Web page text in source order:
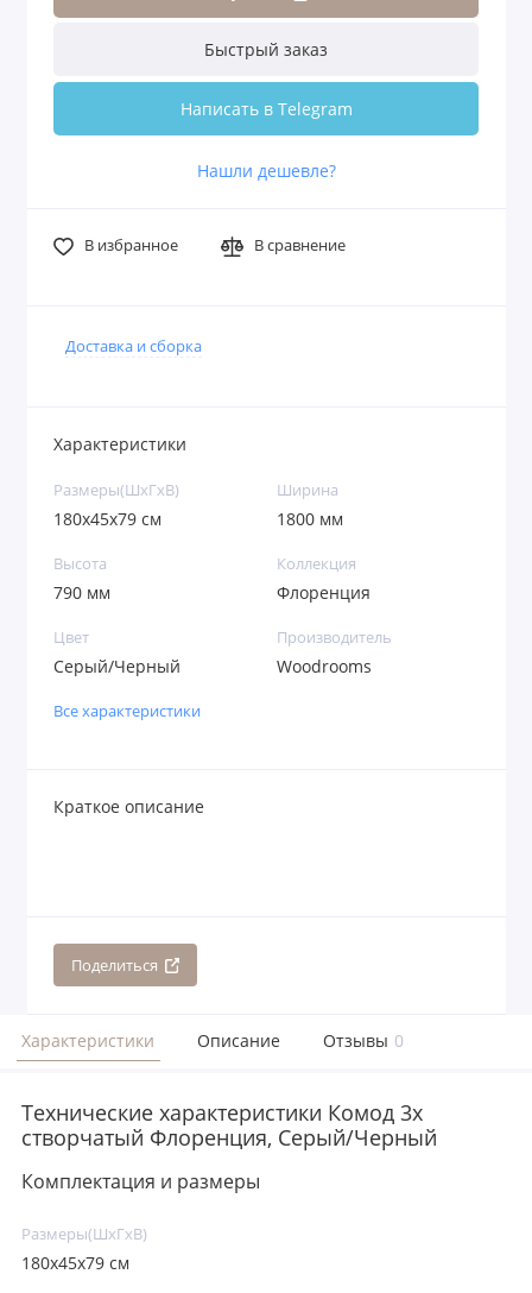
Быстрый заказ
Написать в Telegram
Нашли дешевле?
В избранное В сравнение
Доставка и сборка
Характеристики
Размеры(ШxГxВ)
180х45х79 см
Ширина
1800 мм
Высота
790 мм
Коллекция
Флоренция
Цвет
Серый/Черный
Производитель
Woodrooms
Все характеристики
Краткое описание
Поделиться
Характеристики Описание Отзывы 0
Технические характеристики Комод 3х
створчатый Флоренция, Серый/Черный
Комплектация и размеры
Размеры(ШxГxВ)
180х45х79 см